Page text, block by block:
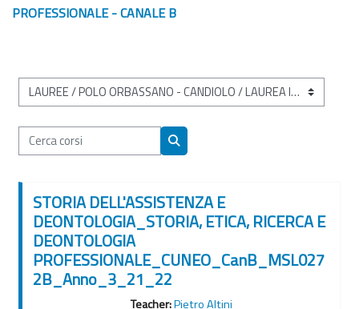
PROFESSIONALE - CANALE B
Categorie di corso
Cerca corsi
Cerca corsi
STORIA DELL'ASSISTENZA E
DEONTOLOGIA_STORIA, ETICA, RICERCA E
DEONTOLOGIA
PROFESSIONALE_CUNEO_CanB_MSL027
2B_Anno_3_21_22
Teacher:Pietro Altini